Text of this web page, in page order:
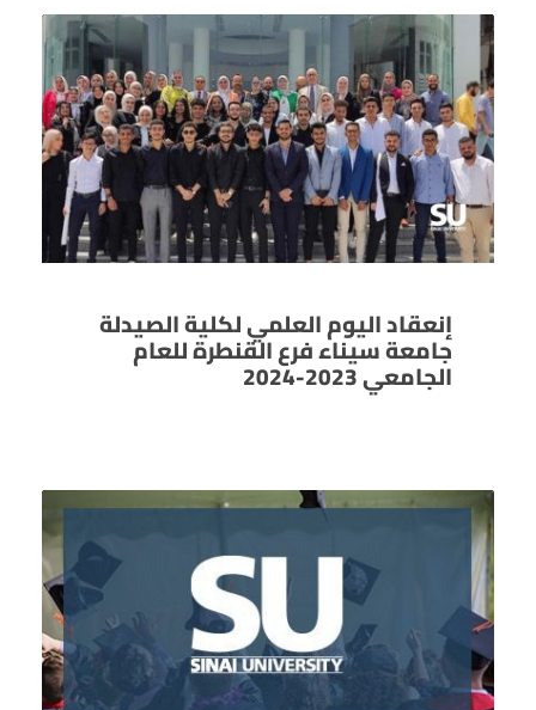
إنعقاد اليوم العلمي لكلية الصيدلة
جامعة سيناء فرع القنطرة للعام
الجامعي 2023-2024